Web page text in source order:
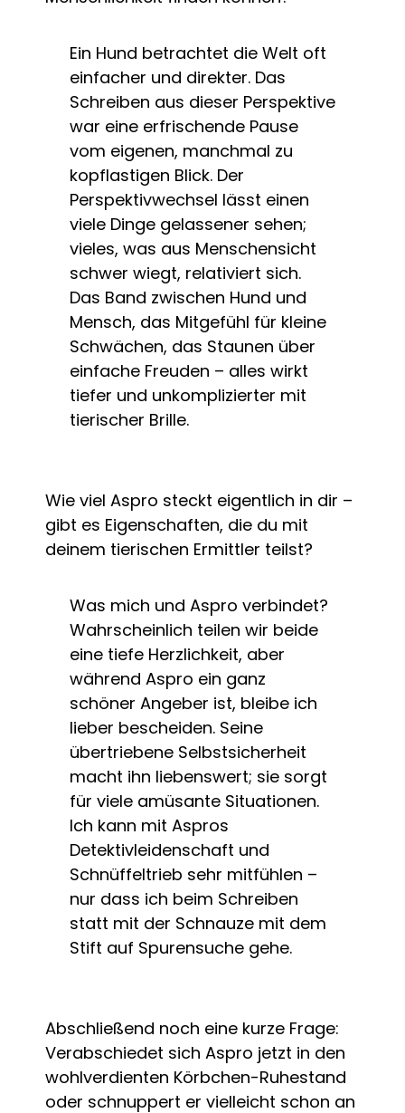
Ein Hund betrachtet die Welt oft
einfacher und direkter. Das
Schreiben aus dieser Perspektive
war eine erfrischende Pause
vom eigenen, manchmal zu
kopflastigen Blick. Der
Perspektivwechsel lässt einen
viele Dinge gelassener sehen;
vieles, was aus Menschensicht
schwer wiegt, relativiert sich.
Das Band zwischen Hund und
Mensch, das Mitgefühl für kleine
Schwächen, das Staunen über
einfache Freuden – alles wirkt
tiefer und unkomplizierter mit
tierischer Brille.
Wie viel Aspro steckt eigentlich in dir –
gibt es Eigenschaften, die du mit
deinem tierischen Ermittler teilst?
Was mich und Aspro verbindet?
Wahrscheinlich teilen wir beide
eine tiefe Herzlichkeit, aber
während Aspro ein ganz
schöner Angeber ist, bleibe ich
lieber bescheiden. Seine
übertriebene Selbstsicherheit
macht ihn liebenswert; sie sorgt
für viele amüsante Situationen.
Ich kann mit Aspros
Detektivleidenschaft und
Schnüffeltrieb sehr mitfühlen –
nur dass ich beim Schreiben
statt mit der Schnauze mit dem
Stift auf Spurensuche gehe.
Abschließend noch eine kurze Frage:
Verabschiedet sich Aspro jetzt in den
wohlverdienten Körbchen-Ruhestand
oder schnuppert er vielleicht schon an